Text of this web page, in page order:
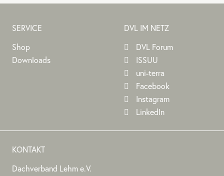
SERVICE
Shop
Downloads
DVL IM NETZ
DVL Forum
ISSUU
uni-terra
Facebook
Instagram
LinkedIn
KONTAKT
Dachverband Lehm e.V.
DACHVERBAND